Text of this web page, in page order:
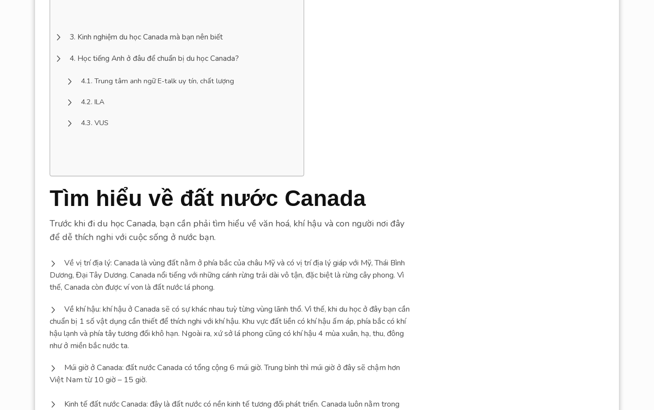
Kinh nghiệm du học Canada mà bạn nên biết
Học tiếng Anh ở đâu để chuẩn bị du học Canada?
Trung tâm anh ngữ E-talk uy tín, chất lượng
ILA
VUS
Tìm hiểu về đất nước Canada
Trước khi đi du học Canada, bạn cần phải tìm hiểu về văn hoá, khí hậu và con người nơi đây
để dễ thích nghi với cuộc sống ở nước bạn.
Về vị trí địa lý: Canada là vùng đất nằm ở phía bắc của châu Mỹ và có vị trí địa lý giáp với Mỹ, Thái Bình
Dương, Đại Tây Dương. Canada nổi tiếng với những cánh rừng trải dài vô tận, đặc biệt là rừng cây phong. Vì
thế, Canada còn được ví von là đất nước lá phong.
Về khí hậu: khí hậu ở Canada sẽ có sự khác nhau tuỳ từng vùng lãnh thổ. Vì thế, khi du học ở đây bạn cần
chuẩn bị 1 số vật dụng cần thiết để thích nghi với khí hậu. Khu vực đất liền có khí hậu ấm áp, phía bắc có khí
hậu lạnh và phía tây tương đối khô hạn. Ngoài ra, xứ sở lá phong cũng có khí hậu 4 mùa xuân, hạ, thu, đông
như ở miền bắc nước ta.
Múi giờ ở Canada: đất nước Canada có tổng cộng 6 múi giờ. Trung bình thì múi giờ ở đây sẽ chậm hơn
Việt Nam từ 10 giờ – 15 giờ.
Kinh tế đất nước Canada: đây là đất nước có nền kinh tế tương đối phát triển. Canada luôn nằm trong